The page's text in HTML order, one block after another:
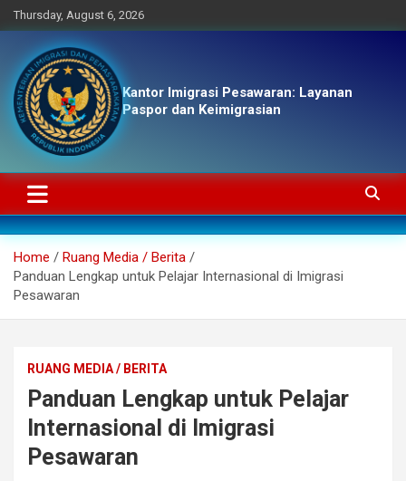
Skip
to
content
Thursday, August 6, 2026
Kantor Imigrasi Pesawaran: Layanan
Paspor dan Keimigrasian
Home
Ruang Media / Berita
Panduan Lengkap untuk Pelajar Internasional di Imigrasi
Pesawaran
RUANG MEDIA / BERITA
Panduan Lengkap untuk Pelajar
Internasional di Imigrasi
Pesawaran